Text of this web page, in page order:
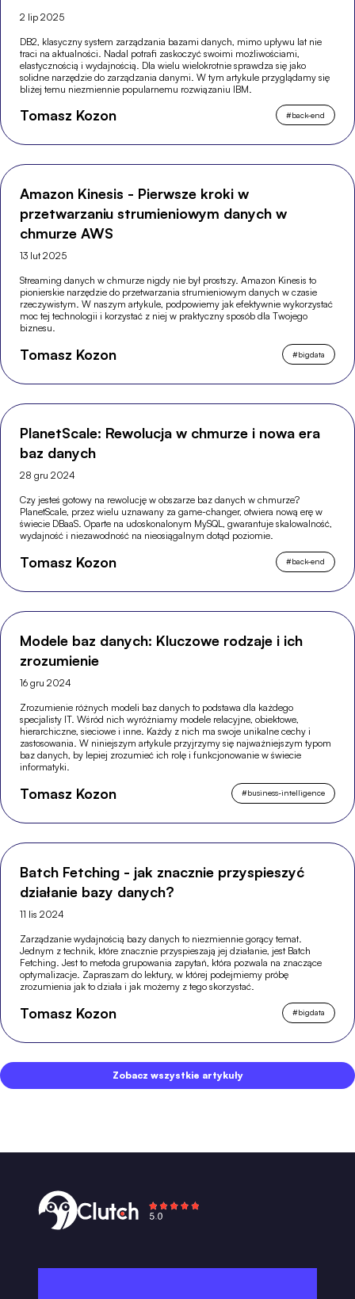
2 lip 2025
DB2, klasyczny system zarządzania bazami danych, mimo upływu lat nie
traci na aktualności. Nadal potrafi zaskoczyć swoimi możliwościami,
elastycznością i wydajnością. Dla wielu wielokrotnie sprawdza się jako
solidne narzędzie do zarządzania danymi. W tym artykule przyglądamy się
bliżej temu niezmiennie popularnemu rozwiązaniu IBM.
Tomasz Kozon #back-end
Amazon Kinesis - Pierwsze kroki w
przetwarzaniu strumieniowym danych w
chmurze AWS
13 lut 2025
Streaming danych w chmurze nigdy nie był prostszy. Amazon Kinesis to
pionierskie narzędzie do przetwarzania strumieniowym danych w czasie
rzeczywistym. W naszym artykule, podpowiemy jak efektywnie wykorzystać
moc tej technologii i korzystać z niej w praktyczny sposób dla Twojego
biznesu.
Tomasz Kozon #bigdata
PlanetScale: Rewolucja w chmurze i nowa era
baz danych
28 gru 2024
Czy jesteś gotowy na rewolucję w obszarze baz danych w chmurze?
PlanetScale, przez wielu uznawany za game-changer, otwiera nową erę w
świecie DBaaS. Oparte na udoskonalonym MySQL, gwarantuje skalowalność,
wydajność i niezawodność na nieosiągalnym dotąd poziomie.
Tomasz Kozon #back-end
Modele baz danych: Kluczowe rodzaje i ich
zrozumienie
16 gru 2024
Zrozumienie różnych modeli baz danych to podstawa dla każdego
specjalisty IT. Wśród nich wyróżniamy modele relacyjne, obiektowe,
hierarchiczne, sieciowe i inne. Każdy z nich ma swoje unikalne cechy i
zastosowania. W niniejszym artykule przyjrzymy się najważniejszym typom
baz danych, by lepiej zrozumieć ich rolę i funkcjonowanie w świecie
informatyki.
Tomasz Kozon #business-intelligence
Batch Fetching - jak znacznie przyspieszyć
działanie bazy danych?
11 lis 2024
Zarządzanie wydajnością bazy danych to niezmiennie gorący temat.
Jednym z technik, które znacznie przyspieszają jej działanie, jest Batch
Fetching. Jest to metoda grupowania zapytań, która pozwala na znaczące
optymalizacje. Zapraszam do lektury, w której podejmiemy próbę
zrozumienia jak to działa i jak możemy z tego skorzystać.
Tomasz Kozon #bigdata
Zobacz wszystkie artykuły